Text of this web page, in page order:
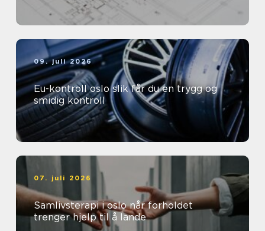
09. juli 2026
Eu-kontroll oslo slik får du en trygg og
smidig kontroll
07. juli 2026
Samlivsterapi i oslo når forholdet
trenger hjelp til å lande